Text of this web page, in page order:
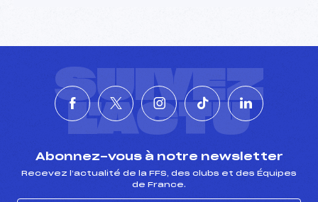
SUIVEZ
L'ACTU
Abonnez-vous à notre newsletter
Recevez l’actualité de la FFS, des clubs et des Équipes
de France.